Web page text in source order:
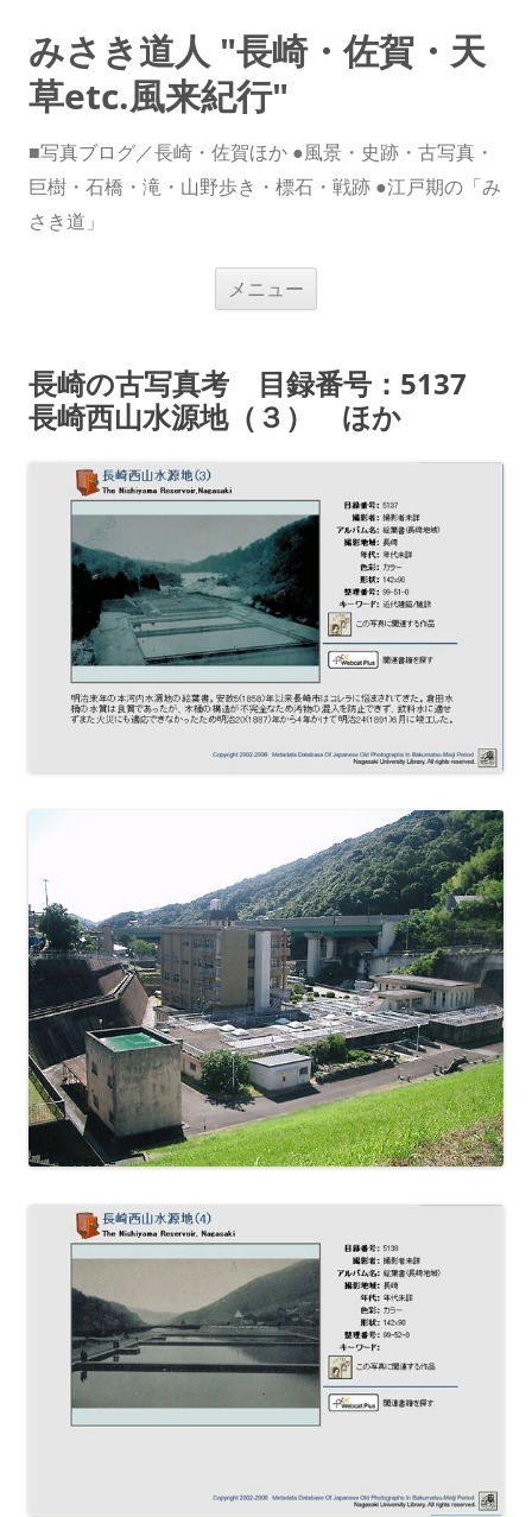
みさき道人 "長崎・佐賀・天
草etc.風来紀行"
■写真ブログ／長崎・佐賀ほか ●風景・史跡・古写真・
巨樹・石橋・滝・山野歩き・標石・戦跡 ●江戸期の「み
さき道」
メニュー
ス
キ
長崎の古写真考 目録番号：5137
長崎西山水源地（３） ほか